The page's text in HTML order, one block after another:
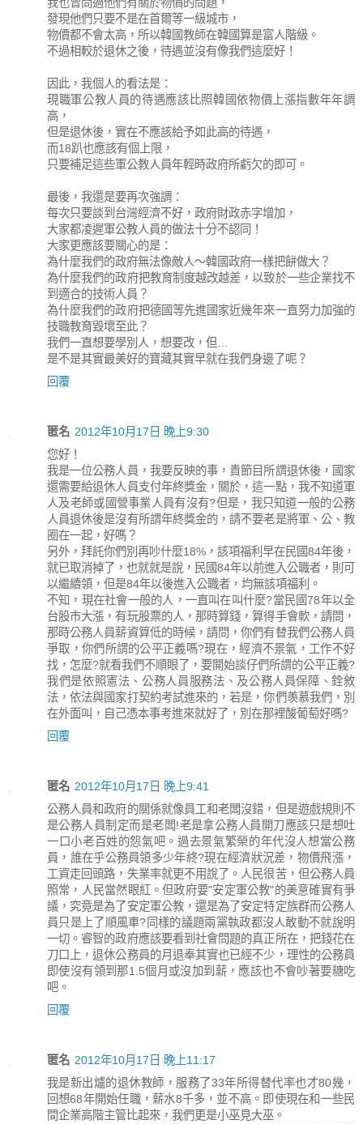
發現他們只要不是在首爾等一級城市，
物價都不會太高，所以韓國教師在韓國算是富人階級。
不過相較於退休之後，待遇並沒有像我們這麼好！
因此，我個人的看法是：
現職軍公教人員的待遇應該比照韓國依物價上漲指數年年調
高，
但是退休後，實在不應該給予如此高的待遇，
而18趴也應該有個上限，
只要補足這些軍公教人員年輕時政府所虧欠的即可。
最後，我還是要再次強調：
每次只要談到台灣經濟不好，政府財政赤字增加，
大家都凌遲軍公教人員的做法十分不認同！
大家更應該要關心的是：
為什麼我們的政府無法像敵人～韓國政府一樣把餅做大？
為什麼我們的政府把教育制度越改越差，以致於一些企業找不
到適合的技術人員？
為什麼我們的政府把德國等先進國家近幾年來一直努力加強的
技職教育毀壞至此？
我們一直想要學別人，想要改，但…
是不是其實最美好的寶藏其實早就在我們身邊了呢？
回覆
匿名 2012年10月17日 晚上9:30
您好！
我是一位公務人員，我要反映的事，貴節目所謂退休後，國家
還需要給退休人員支付年終獎金，關於，這一點，我不知道軍
人及老師或國營事業人員有沒有?但是，我只知道一般的公務
人員退休後是沒有所謂年終獎金的，請不要老是將軍、公、教
圈在一起，好嗎？
另外，拜託你們別再吵什麼18%，該項福利早在民國84年後，
就已取消掉了，也就就是說，民國84年以前進入公職者，則可
以繼續領，但是84年以後進入公職者，均無該項福利。
不知，現在社會一般的人，一直叫在叫什麼?當民國78年以全
台股市大漲，有玩股票的人，那時算錢，算得手會軟，請問，
那時公務人員薪資算低的時候，請問，你們有替我們公務人員
爭取，你們所謂的公平正義嗎?現在，經濟不景氣，工作不好
找，怎麼?就看我們不順眼了，要開始談仔們所謂的公平正義?
我們是依照憲法、公務人員服務法、及公務人員保障、銓敘
法，依法與國家打契約考試進來的，若是，你們羡慕我們，別
在外面叫，自己憑本事考進來就好了，別在那裡酸葡萄好嗎?
回覆
匿名 2012年10月17日 晚上9:41
公務人員和政府的關係就像員工和老闆沒錯，但是遊戲規則不
是公務人員制定而是老闆!老是拿公務人員開刀應該只是想吐
一口小老百姓的怨氣吧。過去景氣繁榮的年代沒人想當公務
員，誰在乎公務員領多少年終?現在經濟狀況差，物價飛漲，
工資走回頭路，失業率就更不用說了。人民很苦，但公務人員
照常，人民當然眼紅。但政府要"安定軍公教"的美意確實有爭
議，究竟是為了安定軍公教，還是為了安定特定族群而公務人
員只是上了順風車?同樣的議題兩黨執政都沒人敢動不就說明
一切。睿智的政府應該要看到社會問題的真正所在，把錢花在
刀口上，退休公務員的月退奉其實也已經不少，理性的公務員
即使沒有領到那1.5個月或沒加到薪，應該也不會吵著要糖吃
吧。
回覆
匿名 2012年10月17日 晚上11:17
我是新出爐的退休教師，服務了33年所得替代率也才80幾，
回想68年開始任職，薪水8千多，並不高。即使現在和一些民
間企業高階主管比起來，我們更是小巫見大巫。